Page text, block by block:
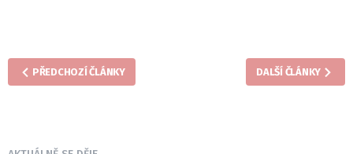
PŘEDCHOZÍ ČLÁNKY DALŠÍ ČLÁNKY